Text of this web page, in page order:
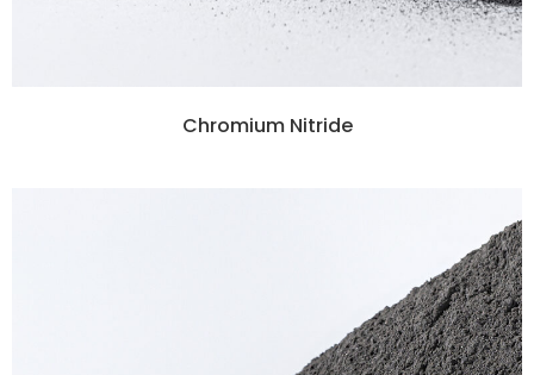
Chromium Nitride